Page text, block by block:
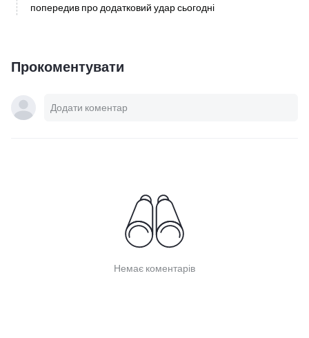
попередив про додатковий удар сьогодні
Прокоментувати
Немає коментарів